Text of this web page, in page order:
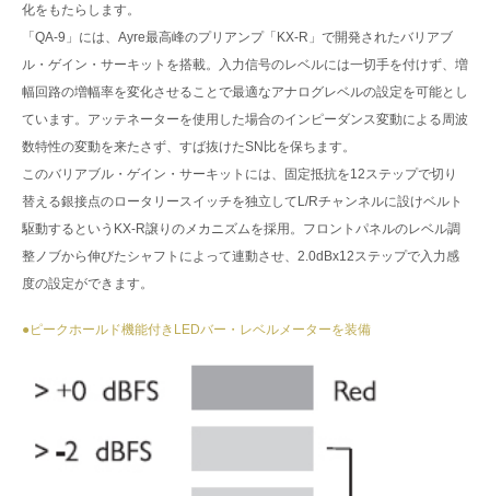
化をもたらします。
「QA-9」には、Ayre最高峰のプリアンプ「KX-R」で開発されたバリアブ
ル・ゲイン・サーキットを搭載。入力信号のレベルには一切手を付けず、増
幅回路の増幅率を変化させることで最適なアナログレベルの設定を可能とし
ています。アッテネーターを使用した場合のインピーダンス変動による周波
数特性の変動を来たさず、すば抜けたSN比を保ちます。
このバリアブル・ゲイン・サーキットには、固定抵抗を12ステップで切り
替える銀接点のロータリースイッチを独立してL/Rチャンネルに設けベルト
駆動するというKX-R譲りのメカニズムを採用。フロントパネルのレベル調
整ノブから伸びたシャフトによって連動させ、2.0dBx12ステップで入力感
度の設定ができます。
●ピークホールド機能付きLEDバー・レベルメーターを装備